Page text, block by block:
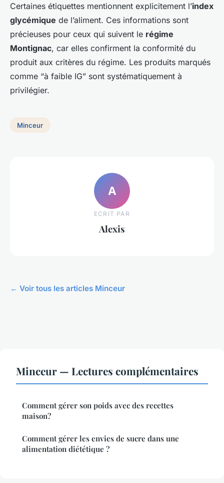
Certaines étiquettes mentionnent explicitement l’index
glycémique de l’aliment. Ces informations sont
précieuses pour ceux qui suivent le régime
Montignac, car elles confirment la conformité du
produit aux critères du régime. Les produits marqués
comme “à faible IG” sont systématiquement à
privilégier.
Minceur
A
ECRIT PAR
Alexis
← Voir tous les articles Minceur
Minceur — Lectures complémentaires
Comment gérer son poids avec des recettes
maison?
Comment gérer les envies de sucre dans une
alimentation diététique ?